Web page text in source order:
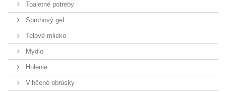
Toaletné potreby
Sprchový gel
Telové mlieko
Mydlo
Holenie
Vlhčené obrúsky